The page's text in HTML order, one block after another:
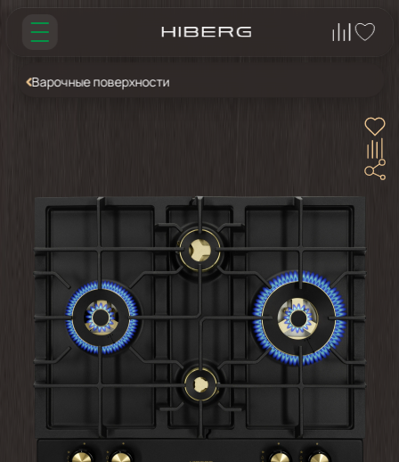
Варочные поверхности